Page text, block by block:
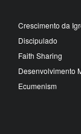
Crescimento da
Discipulado
Faith Sharing
Desenvolvimento
Ecumenism